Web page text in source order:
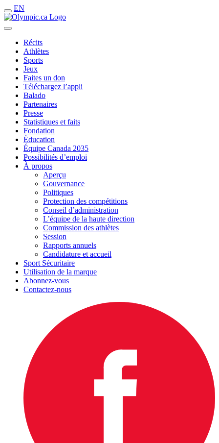
EN
Récits
Athlètes
Sports
Jeux
Faites un don
Téléchargez l’appli
Balado
Partenaires
Presse
Statistiques et faits
Fondation
Éducation
Équipe Canada 2035
Possibilités d’emploi
À propos
Aperçu
Gouvernance
Politiques
Protection des compétitions
Conseil d’administration
L’équipe de la haute direction
Commission des athlètes
Session
Rapports annuels
Candidature et accueil
Sport Sécuritaire
Utilisation de la marque
Abonnez-vous
Contactez-nous